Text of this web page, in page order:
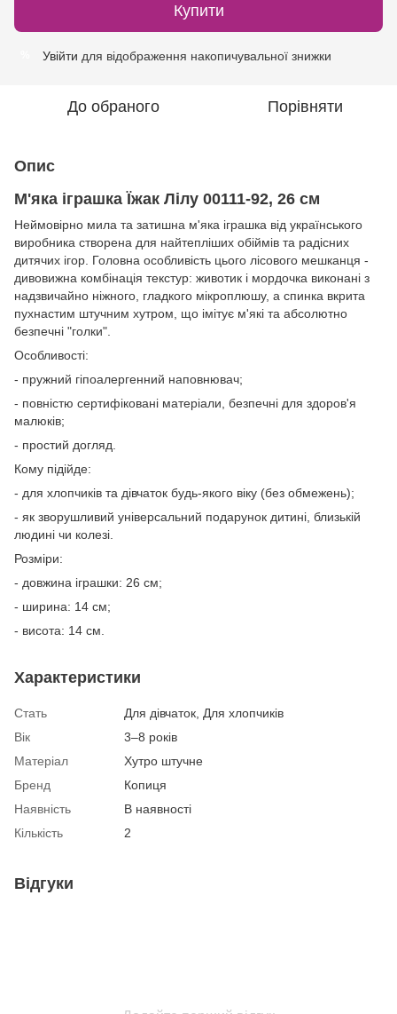
Купити
Увійти для відображення накопичувальної знижки
До обраного Порівняти
Опис
М'яка іграшка Їжак Лілу 00111-92, 26 см
Неймовірно мила та затишна м'яка іграшка від українського
виробника створена для найтепліших обіймів та радісних
дитячих ігор. Головна особливість цього лісового мешканця -
дивовижна комбінація текстур: животик і мордочка виконані з
надзвичайно ніжного, гладкого мікроплюшу, а спинка вкрита
пухнастим штучним хутром, що імітує м'які та абсолютно
безпечні "голки".
Особливості:
- пружний гіпоалергенний наповнювач;
- повністю сертифіковані матеріали, безпечні для здоров'я
малюків;
- простий догляд.
Кому підійде:
- для хлопчиків та дівчаток будь-якого віку (без обмежень);
- як зворушливий універсальний подарунок дитині, близькій
людині чи колезі.
Розміри:
- довжина іграшки: 26 см;
- ширина: 14 см;
- висота: 14 см.
Характеристики
Стать
Для дівчаток, Для хлопчиків
Вік
3–8 років
Матеріал
Хутро штучне
Бренд
Копиця
Наявність
В наявності
Кількість
2
Відгуки